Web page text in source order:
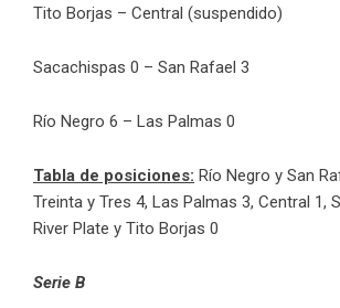
Tito Borjas – Central (suspendido)
Sacachispas 0 – San Rafael 3
Río Negro 6 – Las Palmas 0
Tabla de posiciones: Río Negro y San
Treinta y Tres 4, Las Palmas 3, Central 1,
River Plate y Tito Borjas 0
Serie B